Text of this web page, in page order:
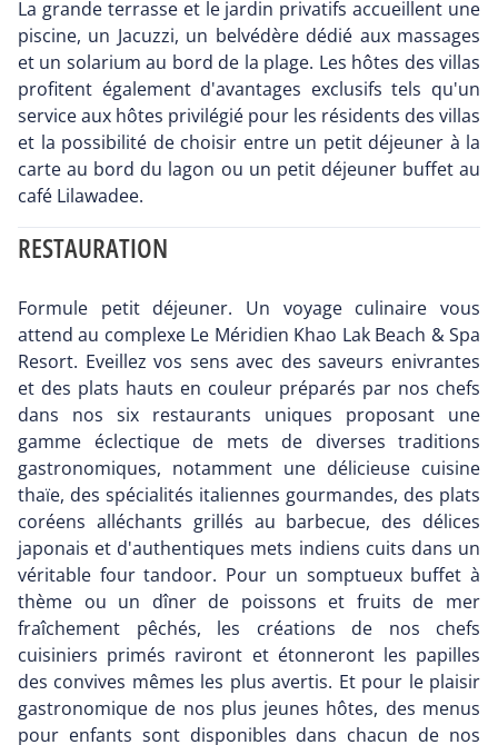
La grande terrasse et le jardin privatifs accueillent une
piscine, un Jacuzzi, un belvédère dédié aux massages
et un solarium au bord de la plage. Les hôtes des villas
profitent également d'avantages exclusifs tels qu'un
service aux hôtes privilégié pour les résidents des villas
et la possibilité de choisir entre un petit déjeuner à la
carte au bord du lagon ou un petit déjeuner buffet au
café Lilawadee.
RESTAURATION
Formule petit déjeuner. Un voyage culinaire vous
attend au complexe Le Méridien Khao Lak Beach & Spa
Resort. Eveillez vos sens avec des saveurs enivrantes
et des plats hauts en couleur préparés par nos chefs
dans nos six restaurants uniques proposant une
gamme éclectique de mets de diverses traditions
gastronomiques, notamment une délicieuse cuisine
thaïe, des spécialités italiennes gourmandes, des plats
coréens alléchants grillés au barbecue, des délices
japonais et d'authentiques mets indiens cuits dans un
véritable four tandoor. Pour un somptueux buffet à
thème ou un dîner de poissons et fruits de mer
fraîchement pêchés, les créations de nos chefs
cuisiniers primés raviront et étonneront les papilles
des convives mêmes les plus avertis. Et pour le plaisir
gastronomique de nos plus jeunes hôtes, des menus
pour enfants sont disponibles dans chacun de nos